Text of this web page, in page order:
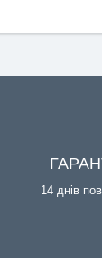
14 днів